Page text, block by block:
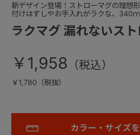
ラクマグ 漏れないス
新デザイン登場！ストローマグの理想
付けはずしやお手入れがラクな、340ｍ
￥1,958
￥1,780（税抜）
カラー・サイズ